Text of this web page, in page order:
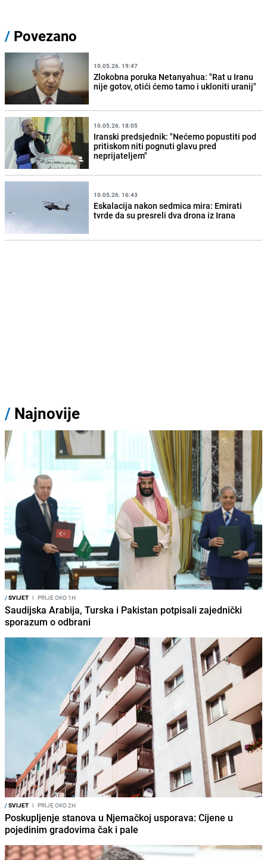
/ Povezano
10.05.26. 19:47
Zlokobna poruka Netanyahua: "Rat u Iranu
nije gotov, otići ćemo tamo i ukloniti uranij"
10.05.26. 18:05
Iranski predsjednik: "Nećemo popustiti pod
pritiskom niti pognuti glavu pred
neprijateljem"
10.05.26. 16:43
Eskalacija nakon sedmica mira: Emirati
tvrde da su presreli dva drona iz Irana
/ Najnovije
/SVIJET I PRIJE OKO 1H
Saudijska Arabija, Turska i Pakistan potpisali zajednički
sporazum o odbrani
/SVIJET I PRIJE OKO 2H
Poskupljenje stanova u Njemačkoj usporava: Cijene u
pojedinim gradovima čak i pale